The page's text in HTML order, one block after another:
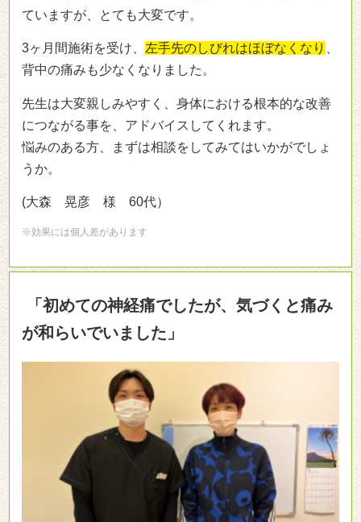
ていますが、とても大変です。
3ヶ月間施術を受け、 左手先のしびれはほぼなくなり
背中の痛みも少なくなりました。
先生は大変親しみやすく、身体における根本的な改善
につながる事を、アドバイスしてくれます。
悩みのある方、まずは相談をしてみてはいかがでしょ
うか。
(大森 晃彦 様 60代）
※効果には個人差があります
「初めての神経痛でしたが、気づくと痛み
が和らいでいました」